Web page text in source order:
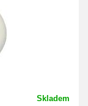
Skladem